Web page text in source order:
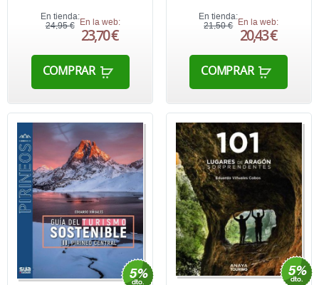
En tienda:
24,95 € En la web:
23,70 €
COMPRAR
En tienda:
21,50 €
En la web:
20,43 €
COMPRAR